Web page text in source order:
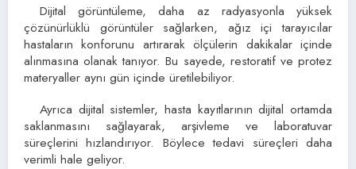
Dijital görüntüleme, daha az radyasyonla yüksek
çözünürlüklü görüntüler sağlarken, ağız içi tarayıcılar
hastaların konforunu artırarak ölçülerin dakikalar içinde
alınmasına olanak tanıyor. Bu sayede, restoratif ve protez
materyaller aynı gün içinde üretilebiliyor.
Ayrıca dijital sistemler, hasta kayıtlarının dijital ortamda
saklanmasını sağlayarak, arşivleme ve laboratuvar
süreçlerini hızlandırıyor. Böylece tedavi süreçleri daha
verimli hale geliyor.